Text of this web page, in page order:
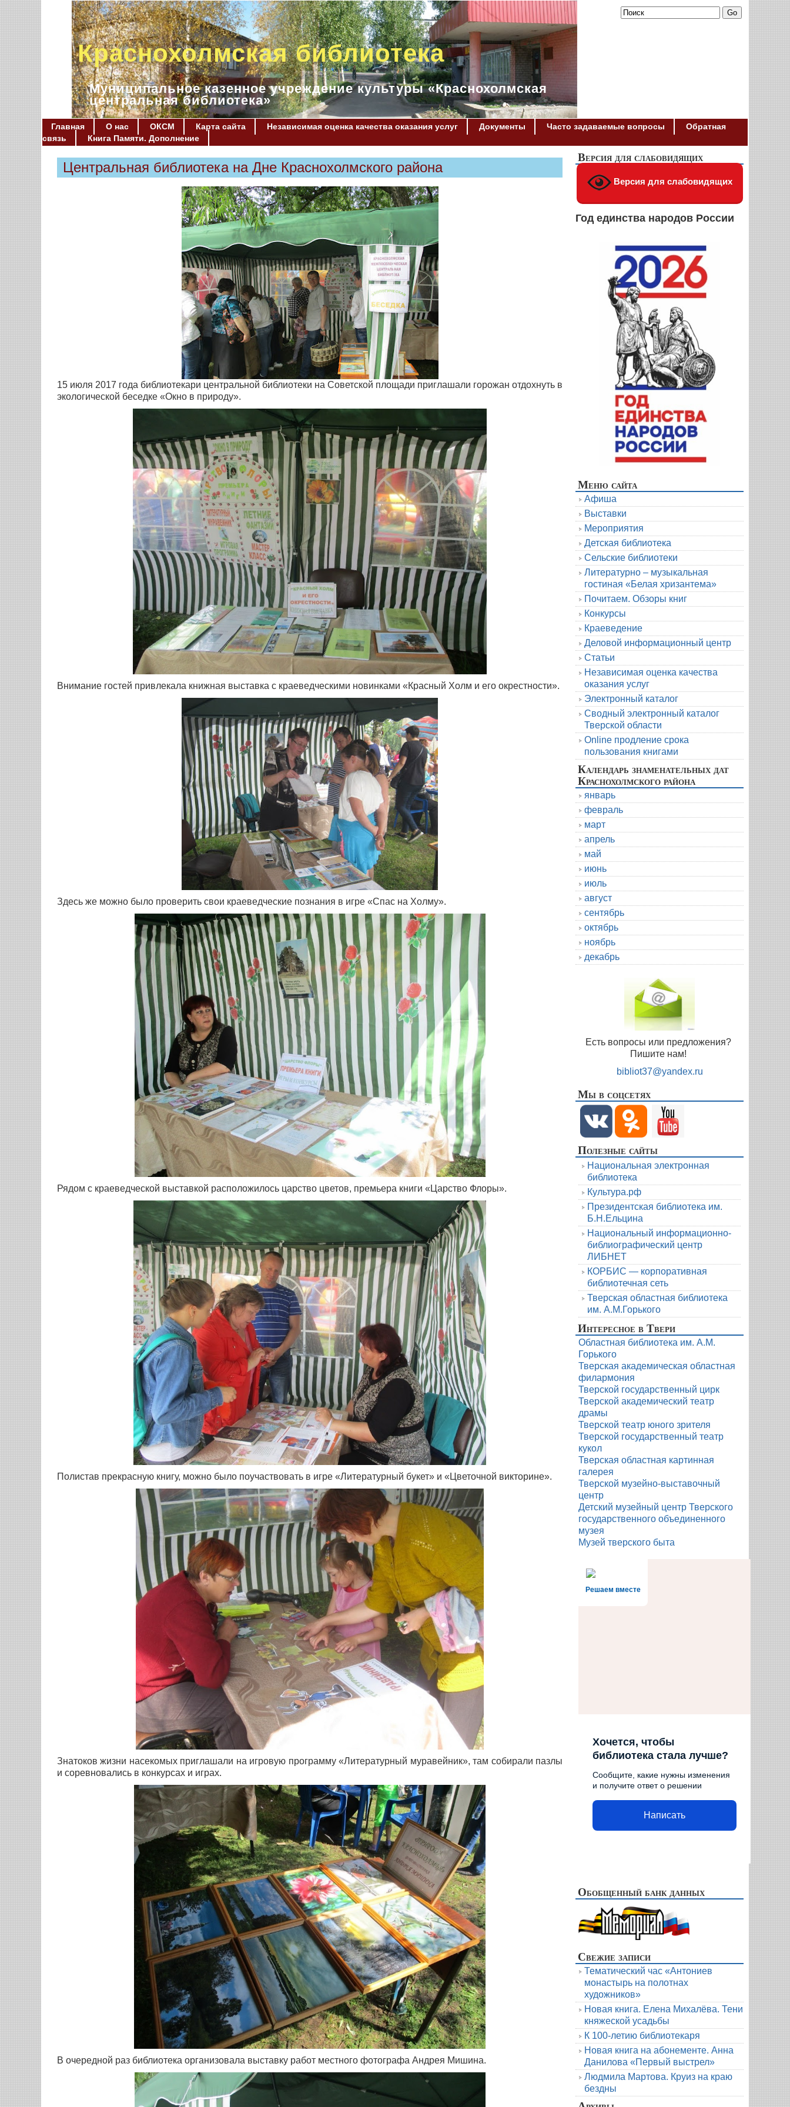
Краснохолмская библиотека
Муниципальное казенное учреждение культуры «Краснохолмская
центральная библиотека»
Главная О нас ОКСМ Карта сайта Независимая оценка качества оказания услуг Документы Часто задаваемые вопросы
Обратная
связь
Книга Памяти. Дополнение
Центральная библиотека на Дне Краснохолмского района
15 июля 2017 года библиотекари центральной библиотеки на Советской площади приглашали горожан отдохнуть в
экологической беседке «Окно в природу».
Внимание гостей привлекала книжная выставка с краеведческими новинками «Красный Холм и его окрестности».
Здесь же можно было проверить свои краеведческие познания в игре «Спас на Холму».
Рядом с краеведческой выставкой расположилось царство цветов, премьера книги «Царство Флоры».
Полистав прекрасную книгу, можно было поучаствовать в игре «Литературный букет» и «Цветочной викторине».
Знатоков жизни насекомых приглашали на игровую программу «Литературный муравейник», там собирали пазлы
и соревновались в конкурсах и играх.
В очередной раз библиотека организовала выставку работ местного фотографа Андрея Мишина.
Версия для слабовидящих
Версия для слабовидящих
Год единства народов России
Меню сайта
Афиша
Выставки
Мероприятия
Детская библиотека
Сельские библиотеки
Литературно – музыкальная
гостиная «Белая хризантема»
Почитаем. Обзоры книг
Конкурсы
Краеведение
Деловой информационный центр
Статьи
Независимая оценка качества
оказания услуг
Электронный каталог
Сводный электронный каталог
Тверской области
Online продление срока
пользования книгами
Календарь знаменательных дат
Краснохолмского района
январь
февраль
март
апрель
май
июнь
июль
август
сентябрь
октябрь
ноябрь
декабрь
Есть вопросы или предложения?
Пишите нам!
bibliot37@yandex.ru
Мы в соцсетях
Полезные сайты
Национальная электронная
библиотека
Культура.рф
Президентская библиотека им.
Б.Н.Ельцина
Национальный информационно-
библиографический центр
ЛИБНЕТ
КОРБИС — корпоративная
библиотечная сеть
Тверская областная библиотека
им. А.М.Горького
Интересное в Твери
Областная библиотека им. А.М.
Горького
Тверская академическая областная
филармония
Тверской государственный цирк
Тверской академический театр
драмы
Тверской театр юного зрителя
Тверской государственный театр
кукол
Тверская областная картинная
галерея
Тверской музейно-выставочный
центр
Детский музейный центр Тверского
государственного объединенного
музея
Музей тверского быта
Решаем вместе
Хочется, чтобы
библиотека стала лучше?
Сообщите, какие нужны изменения
и получите ответ о решении
Написать
Обобщенный банк данных
Свежие записи
Тематический час «Антониев
монастырь на полотнах
художников»
Новая книга. Елена Михалёва. Тени
княжеской усадьбы
К 100-летию библиотекаря
Новая книга на абонементе. Анна
Данилова «Первый выстрел»
Людмила Мартова. Круиз на краю
бездны